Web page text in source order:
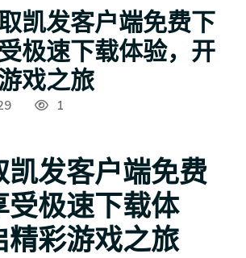
凯发客户端免费下
极速下载体验，开
戏之旅
1
凯发客户端免费
受极速下载体
精彩游戏之旅